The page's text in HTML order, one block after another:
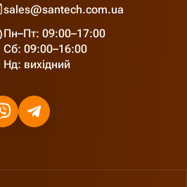
sales@santech.com.ua
Пн–Пт: 09:00–17:00
Сб: 09:00–16:00
Нд: вихідний